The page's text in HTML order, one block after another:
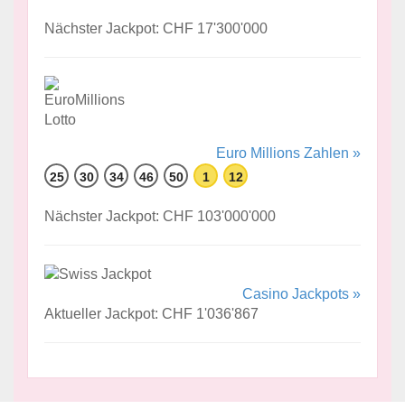
Nächster Jackpot: CHF 17'300'000
Euro Millions Zahlen »
25 30 34 46 50 1 12
Nächster Jackpot: CHF 103'000'000
Casino Jackpots »
Aktueller Jackpot: CHF 1'036'867